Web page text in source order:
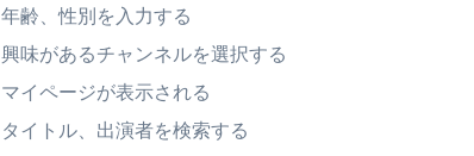
年齢、性別を入力する
興味があるチャンネルを選択する
マイページが表示される
タイトル、出演者を検索する